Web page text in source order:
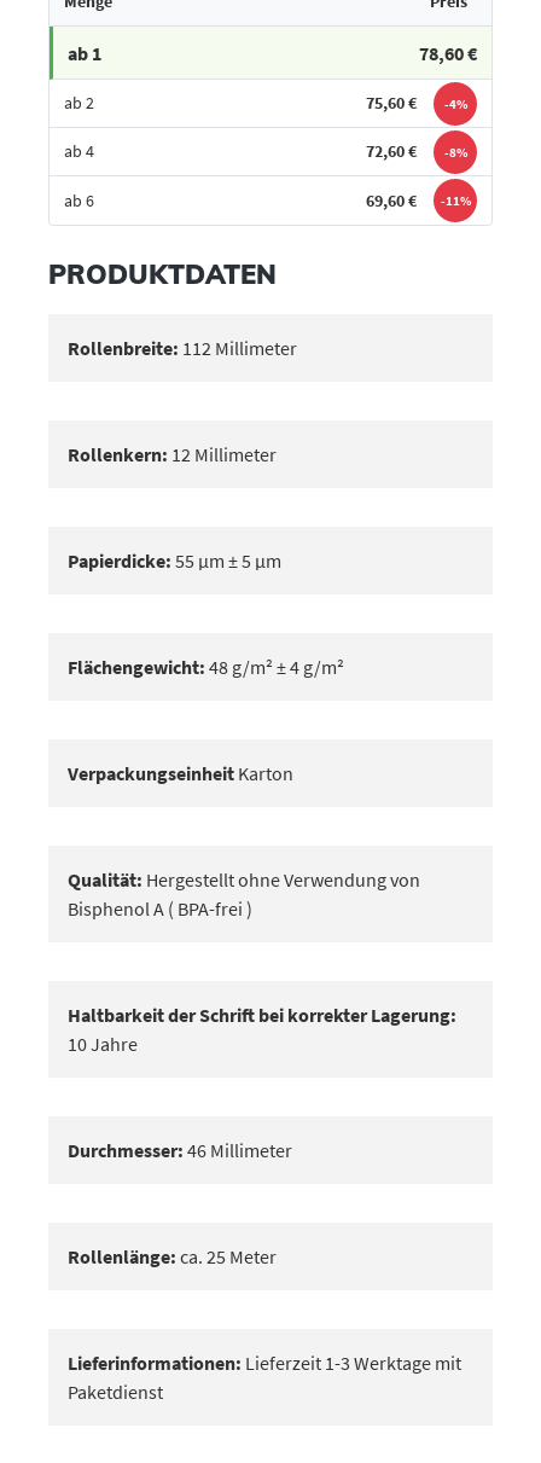
ab 1 78,60 €
ab 2 75,60 € -4%
ab 4 72,60 € -8%
ab 6 69,60 € -11%
Bestes Angebot
PRODUKTDATEN
Rollenbreite: 112 Millimeter
Rollenkern: 12 Millimeter
Papierdicke: 55 μm ± 5 μm
Flächengewicht: 48 g/m² ± 4 g/m²
Verpackungseinheit Karton
Qualität: Hergestellt ohne Verwendung von
Bisphenol A ( BPA-frei )
Haltbarkeit der Schrift bei korrekter Lagerung:
10 Jahre
Durchmesser: 46 Millimeter
Rollenlänge: ca. 25 Meter
Lieferinformationen: Lieferzeit 1-3 Werktage mit
Paketdienst